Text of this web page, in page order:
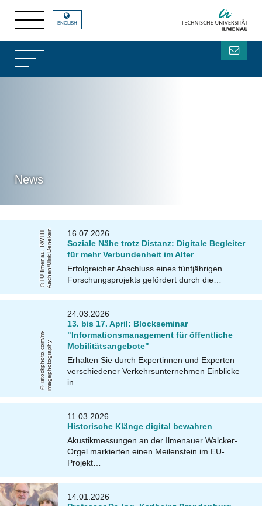
News
ENGLISH
T
U
Il
m
e
n
a
u
,
R
W
T
H
A
a
c
h
e
n
/
Ul
ri
k
D
e
n
e
k
en
16.07.2026
Soziale Nähe trotz Distanz: Digitale Begleiter
für mehr Verbundenheit im Alter
Erfolgreicher Abschluss eines fünfjährigen
Forschungsprojekts gefördert durch die…
i
s
t
o
c
k
p
h
o
t
o
.
c
om
/
m
-
i
m
a
g
e
p
h
o
t
o
g
r
a
p
hy
24.03.2026
13. bis 17. April: Blockseminar
"Informationsmanagement für öffentliche
Mobilitätsangebote"
Erhalten Sie durch Expertinnen und Experten
verschiedener Verkehrsunternehmen Einblicke
in…
11.03.2026
Historische Klänge digital bewahren
Akustikmessungen an der Ilmenauer Walcker-
Orgel markierten einen Meilenstein im EU-
Projekt…
14.01.2026